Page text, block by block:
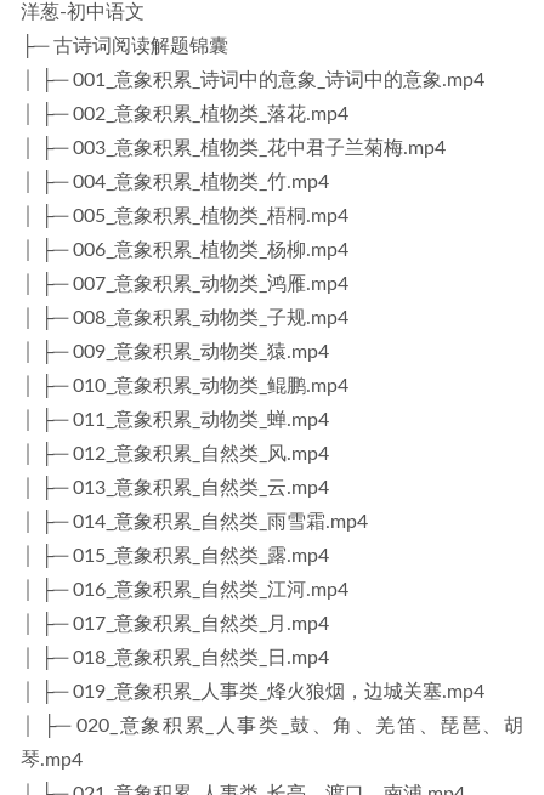
洋葱-初中语文
├─ 古诗词阅读解题锦囊
│ ├─ 001_意象积累_诗词中的意象_诗词中的意象.mp4
│ ├─ 002_意象积累_植物类_落花.mp4
│ ├─ 003_意象积累_植物类_花中君子兰菊梅.mp4
│ ├─ 004_意象积累_植物类_竹.mp4
│ ├─ 005_意象积累_植物类_梧桐.mp4
│ ├─ 006_意象积累_植物类_杨柳.mp4
│ ├─ 007_意象积累_动物类_鸿雁.mp4
│ ├─ 008_意象积累_动物类_子规.mp4
│ ├─ 009_意象积累_动物类_猿.mp4
│ ├─ 010_意象积累_动物类_鲲鹏.mp4
│ ├─ 011_意象积累_动物类_蝉.mp4
│ ├─ 012_意象积累_自然类_风.mp4
│ ├─ 013_意象积累_自然类_云.mp4
│ ├─ 014_意象积累_自然类_雨雪霜.mp4
│ ├─ 015_意象积累_自然类_露.mp4
│ ├─ 016_意象积累_自然类_江河.mp4
│ ├─ 017_意象积累_自然类_月.mp4
│ ├─ 018_意象积累_自然类_日.mp4
│ ├─ 019_意象积累_人事类_烽火狼烟，边城关塞.mp4
│ ├─ 020_意象积累_人事类_鼓、角、羌笛、琵琶、胡
琴.mp4